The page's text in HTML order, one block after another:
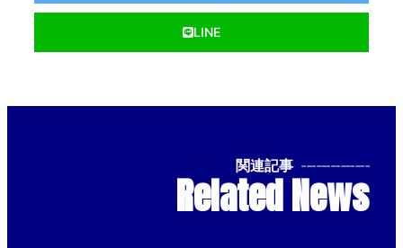
LINE
関連記事 --------------
Related News